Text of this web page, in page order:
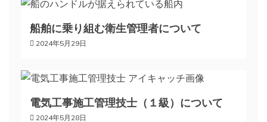
ョ
ン
船舶に乗り組む衛生管理者について
2024年5月29日
電気工事施工管理技士（１級）について
2024年5月28日